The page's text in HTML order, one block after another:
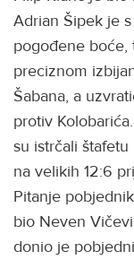
Adrian Šipek je
pogođene boće,
preciznom
Šabana, a
protiv
su istrčali
na velikih 12:6
Pitanje
bio Neven
donio je